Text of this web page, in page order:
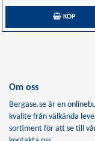
KÖP
Om oss
Bergase.se är en
kvalite från välkända
sortiment för att se till